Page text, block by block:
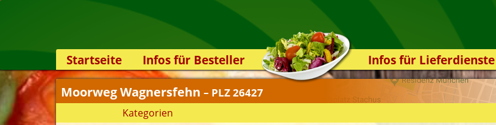
Startseite
Infos für Besteller
Lieferservice-App
Weiterempfehlen
Newsletter
Infos für Lieferdienste
Kassensystem
Zuverlässigkeit
Moorweg Wagnersfehn – PLZ 26427
Kategorien